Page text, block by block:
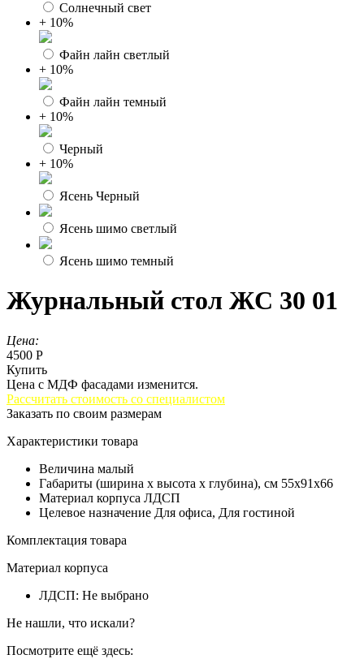
Солнечный свет
+ 10%
Файн лайн светлый
+ 10%
Файн лайн темный
+ 10%
Черный
+ 10%
Ясень Черный
Ясень шимо светлый
Ясень шимо темный
Журнальный стол ЖС 30 01
Цена:
4500 Р
Купить
Цена с МДФ фасадами изменится.
Рассчитать стоимость со специалистом
Заказать по своим размерам
Характеристики товара
Величина малый
Габариты (ширина х высота х глубина), см 55x91x66
Материал корпуса ЛДСП
Целевое назначение Для офиса, Для гостиной
Комплектация товара
Материал корпуса
ЛДСП: Не выбрано
Не нашли, что искали?
Посмотрите ещё здесь: